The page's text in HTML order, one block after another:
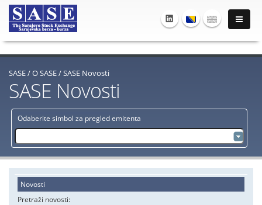
SASE/O SASE/SASE Novosti
Odaberite simbol za pregled emitenta
SASE Novosti
Novosti
Pretraži novosti: